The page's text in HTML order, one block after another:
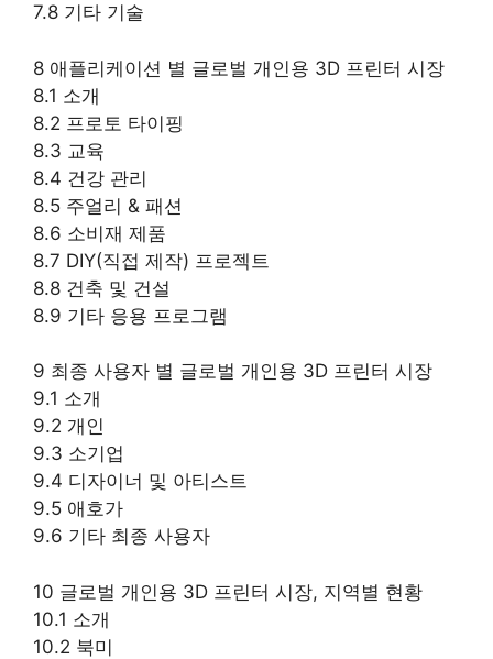
7.8 기타 기술
8 애플리케이션 별 글로벌 개인용 3D 프린터 시장
8.1 소개
8.2 프로토 타이핑
8.3 교육
8.4 건강 관리
8.5 주얼리 & 패션
8.6 소비재 제품
8.7 DIY(직접 제작) 프로젝트
8.8 건축 및 건설
8.9 기타 응용 프로그램
9 최종 사용자 별 글로벌 개인용 3D 프린터 시장
9.1 소개
9.2 개인
9.3 소기업
9.4 디자이너 및 아티스트
9.5 애호가
9.6 기타 최종 사용자
10 글로벌 개인용 3D 프린터 시장, 지역별 현황
10.1 소개
10.2 북미